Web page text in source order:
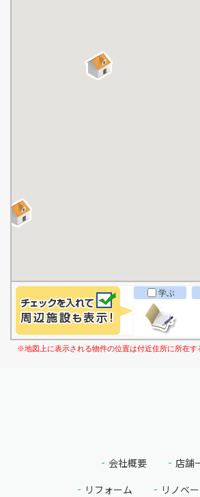
学ぶ
※地図上に表示される物件の位置は付近住所に所在
会社概要 店舗
リフォーム
リノベ